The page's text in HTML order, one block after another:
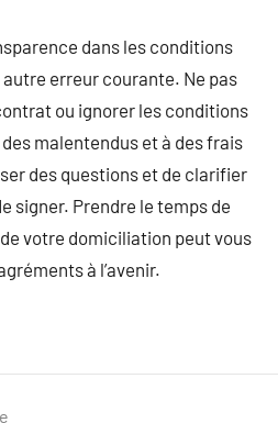
dans les conditions
erreur courante. Ne pas
ou ignorer les conditions
malentendus et à des frais
des questions et de clarifier
signer. Prendre le temps de
votre domiciliation peut vous
à l’avenir.